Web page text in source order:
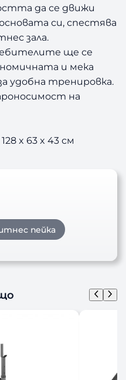
да се движи
си, спестява
зала.
ще се
и мека
удобна тренировка.
на
x 63 x 43 см
пейка